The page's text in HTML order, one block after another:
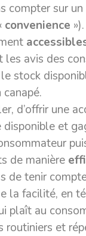
compter sur
convenience
avis des
stock
d’offrir une
et
de manière
de tenir
la facilité, en
plaît au
routiniers et